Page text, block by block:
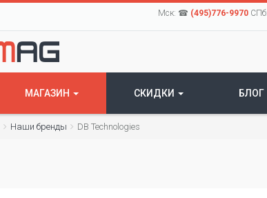
Мск: ☎ (495)776-9970
МАГАЗИН СКИДКИ БЛОГ
Наши бренды DB Technologies